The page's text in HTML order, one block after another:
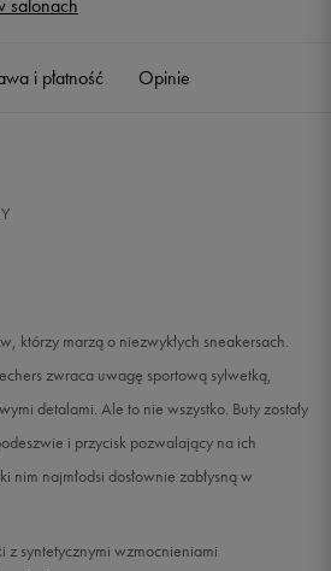
Powiadom o dostępności
salonach
i płatność Opinie
którzy marzą o niezwykłych sneakersach.
zwraca uwagę sportową sylwetką,
detalami. Ale to nie wszystko. Buty zostały
i przycisk pozwalający na ich
nim najmłodsi dosłownie zabłysną w
z syntetycznymi wzmocnieniami